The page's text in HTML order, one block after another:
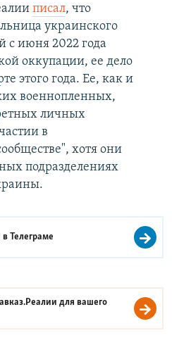
писал, что
украинского
с июня 2022 года
оккупации, ее дело
этого года. Ее, как и
военнопленных,
личных
в
хотя они
подразделениях
вТелеграме
для вашего